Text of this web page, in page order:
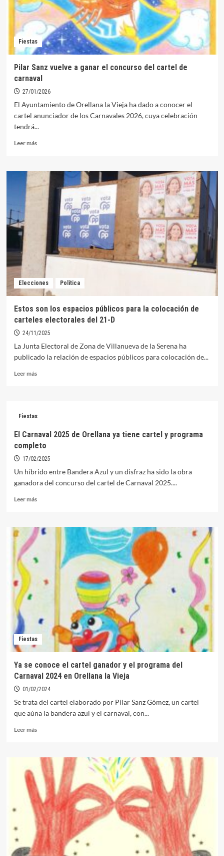
Fiestas
Pilar Sanz vuelve a ganar el concurso del cartel de
carnaval
27/01/2026
El Ayuntamiento de Orellana la Vieja ha dado a conocer el
cartel anunciador de los Carnavales 2026, cuya celebración
tendrá...
Leer másLeer
Pilar
Sanz
vuelve
ganar
concurso
cartel
carnaval
Elecciones Política
Estos son los espacios públicos para la colocación de
carteles electorales del 21-D
24/11/2025
La Junta Electoral de Zona de Villanueva de la Serena ha
publicado la relación de espacios públicos para colocación de...
Leer másLeer
los
públicos
para
la
de
carteles
Fiestas
El Carnaval 2025 de Orellana ya tiene cartel y programa
completo
17/02/2025
Un híbrido entre Bandera Azul y un disfraz ha sido la obra
ganadora del concurso del cartel de Carnaval 2025....
Leer másLeer
El
Carnaval
de
Orellana
tiene
completo
Fiestas
Ya se conoce el cartel ganador y el programa del
Carnaval 2024 en Orellana la Vieja
01/02/2024
Se trata del cartel elaborado por Pilar Sanz Gómez, un cartel
que aúna la bandera azul y el carnaval, con...
Leer másLeer
Ya
se
conoce
el
cartel
ganador
el
programa
del
Carnaval